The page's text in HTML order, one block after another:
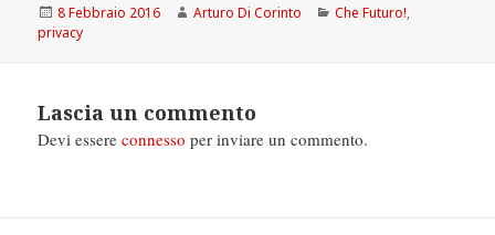
Scritto
il
8 Febbraio 2016 Autore
Arturo Di Corinto Categorie
Che Futuro!,
privacy
Lascia un commento
Devi essereconnesso per inviare un commento.